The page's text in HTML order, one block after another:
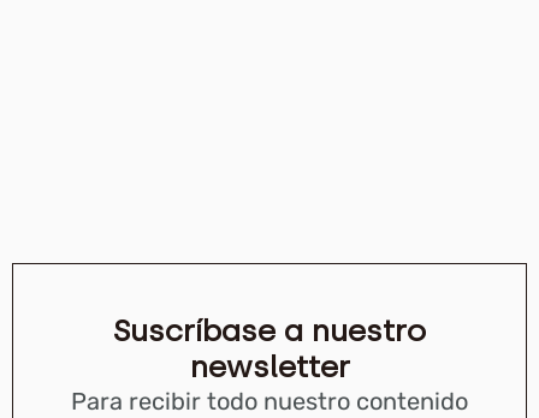
Suscríbase a nuestro
newsletter
Para recibir todo nuestro contenido